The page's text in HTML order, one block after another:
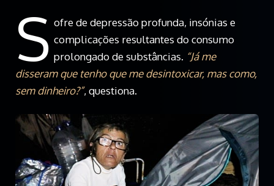
S ofre de depressão profunda, insónias e
complicações resultantes do consumo
prolongado de substâncias. “Já me
disseram que tenho que me desintoxicar, mas como,
sem dinheiro?”, questiona.